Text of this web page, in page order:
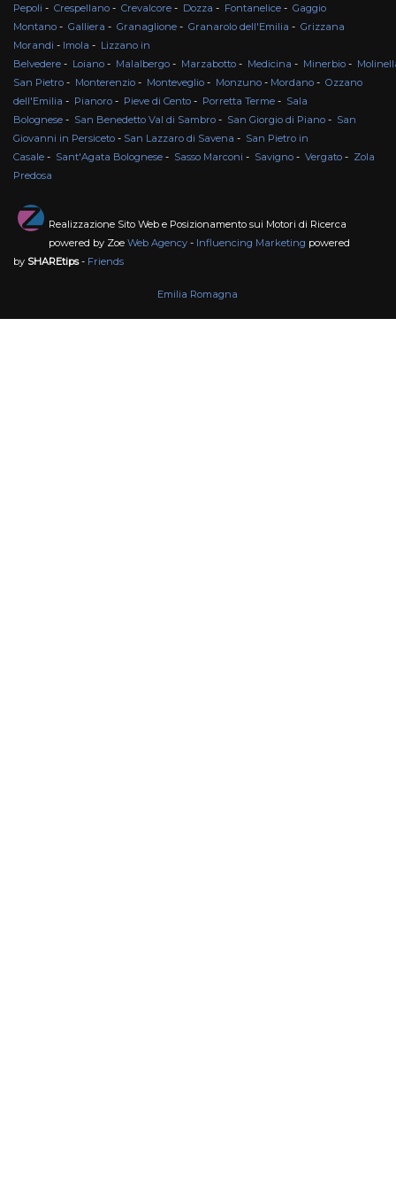
Pepoli - Crespellano- Crevalcore- Dozza - Fontanelice- Gaggio
Montano- Galliera - Granaglione- Granarolo dell'Emilia - Grizzana
Morandi - Imola - Lizzano in
Belvedere- Loiano- Malalbergo- Marzabotto- Medicina - Minerbio-
San Pietro- Monterenzio- Monteveglio- Monzuno- Mordano- Ozzano
dell'Emilia - Pianoro- Pieve di Cento- Porretta Terme- Sala
Bolognese- San Benedetto Val di Sambro- San Giorgio di Piano- San
Giovanni in Persiceto- San Lazzaro di Savena - San Pietro in
Casale- Sant'Agata Bolognese- Sasso Marconi - Savigno- Vergato- Zola
Predosa
Realizzazione Sito Web e Posizionamento sui Motori di Ricerca
powered by Zoe Web Agency- Influencing Marketing powered
by SHAREtips- Friends
Emilia Romagna